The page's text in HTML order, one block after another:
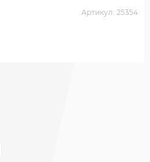
Артикул: 25354